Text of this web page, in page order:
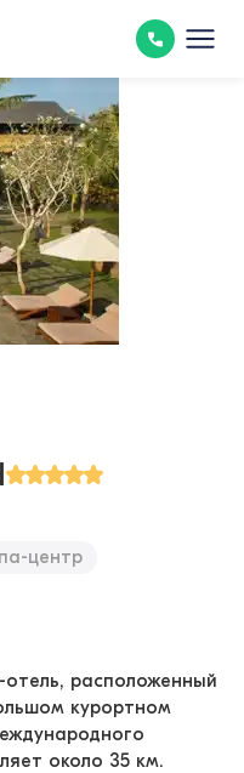
центр
расположенный
курортном
около 35 км.